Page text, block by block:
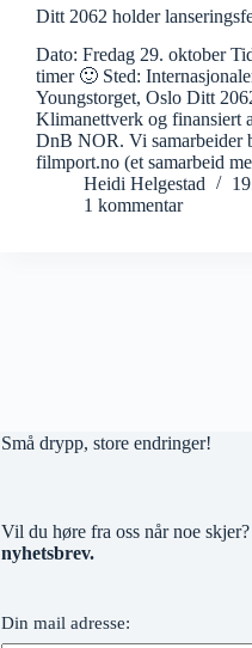
Ditt 2062 holder
Dato: Fredag 29. oktober
timer 🙂 Sted:
Youngstorget, Oslo Ditt
Klimanettverk og finansiert
DnB NOR. Vi samarbeider
filmport.no (et samarbeid
Heidi Helgestad
1 kommentar
Små drypp, store endringer!
Vil du høre fra oss når noe skjer?
nyhetsbrev.
Din mail adresse: